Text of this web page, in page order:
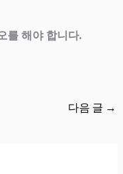
를 해야 합니다.
다음 글 →